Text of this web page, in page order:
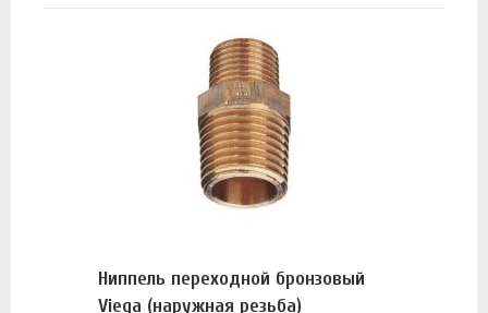
Ниппель переходной бронзовый
Viega (наружная резьба)